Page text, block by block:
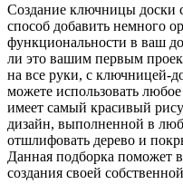
Создание ключницы доски
способ добавить немного
функциональности в ваш
ли это вашим первым
на все руки, с ключницей-
можете использовать
имеет самый красивый
дизайн, выполненной в
отшлифовать дерево и
Данная подборка поможет
создания своей